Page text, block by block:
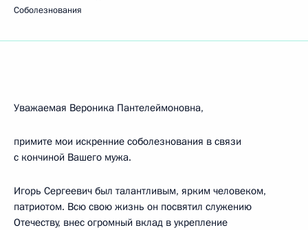
Соболезнования
Уважаемая Вероника Пантелеймоновна,
примите мои искренние соболезнования в связи
с кончиной Вашего мужа.
Игорь Сергеевич был талантливым, ярким человеком,
патриотом. Всю свою жизнь он посвятил служению
Отечеству, внес огромный вклад в укрепление